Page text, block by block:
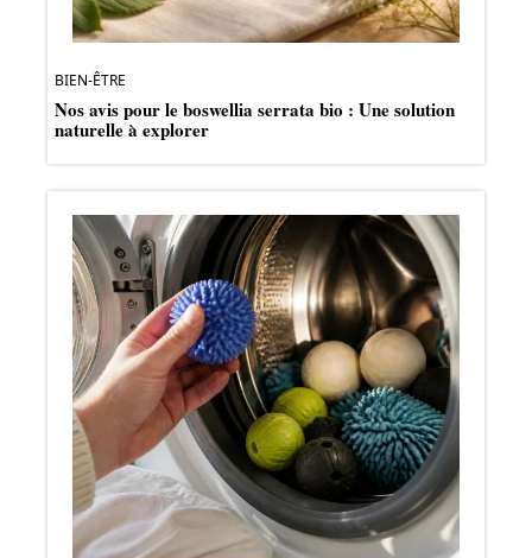
BIEN-ÊTRE
Nos avis pour le boswellia serrata bio : Une solution
naturelle à explorer